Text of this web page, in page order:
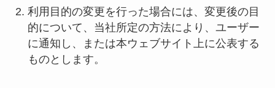
利用目的の変更を行った場合には、変更後の目
的について、当社所定の方法により、ユーザー
に通知し、または本ウェブサイト上に公表する
ものとします。